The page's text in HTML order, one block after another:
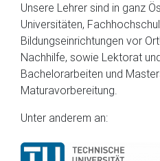
Unsere Lehrer sind in ganz
Universitäten,
Bildungseinrichtungen vor
Nachhilfe, sowie Lektorat
Bachelorarbeiten und
Maturavorbereitung.
Unter anderem an: